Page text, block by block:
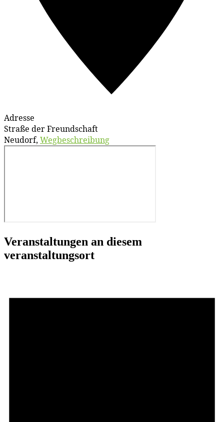
Adresse
Straße der Freundschaft
Neudorf, Wegbeschreibung
Veranstaltungen an diesem
veranstaltungsort